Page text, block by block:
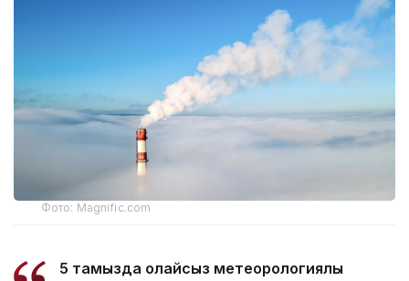
Фото: Magnific.com
5 тамызда қолайсыз метеорологиялық